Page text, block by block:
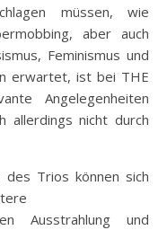
müssen, wie
aber auch
Feminismus und
erwartet, ist bei THE
Angelegenheiten
allerdings nicht durch
des Trios können sich
Ausstrahlung und